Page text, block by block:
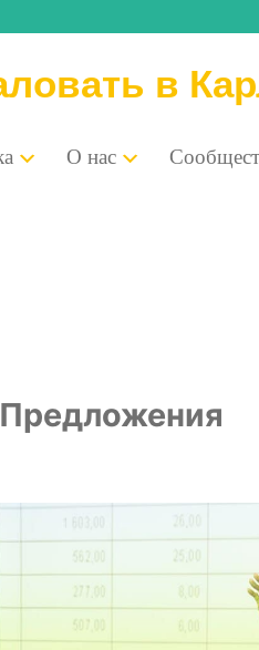
в
О нас
Предложения